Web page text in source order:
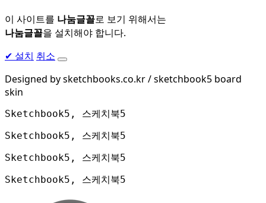
이 사이트를 나눔글꼴로 보기 위해서는
나눔글꼴을 설치해야 합니다.
✔ 설치 취소
Designed by sketchbooks.co.kr / sketchbook5 board
skin
Sketchbook5, 스케치북5
Sketchbook5, 스케치북5
Sketchbook5, 스케치북5
Sketchbook5, 스케치북5